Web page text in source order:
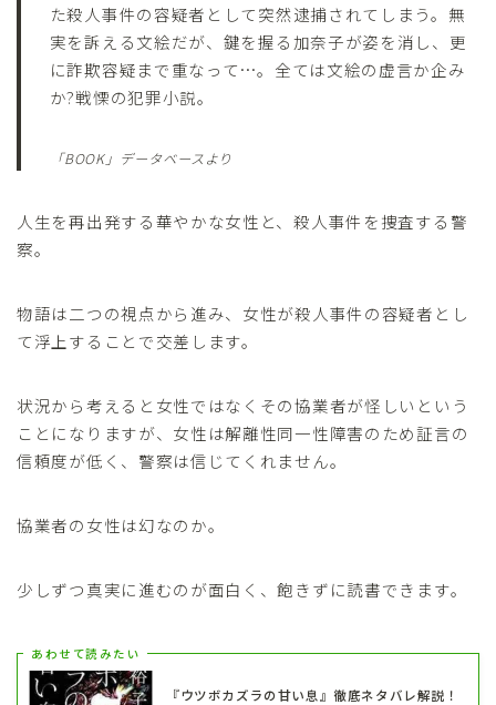
た殺人事件の容疑者として突然逮捕されてしまう。無
実を訴える文絵だが、鍵を握る加奈子が姿を消し、更
に詐欺容疑まで重なって…。全ては文絵の虚言か企み
か?戦慄の犯罪小説。
「BOOK」データベースより
人生を再出発する華やかな女性と、殺人事件を捜査する警
察。
物語は二つの視点から進み、女性が殺人事件の容疑者とし
て浮上することで交差します。
状況から考えると女性ではなくその協業者が怪しいという
ことになりますが、女性は解離性同一性障害のため証言の
信頼度が低く、警察は信じてくれません。
協業者の女性は幻なのか。
少しずつ真実に進むのが面白く、飽きずに読書できます。
あわせて読みたい
『ウツボカズラの甘い息』徹底ネタバレ解説！